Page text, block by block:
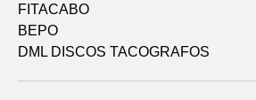
FITACABO
BEPO
DML DISCOS TACOGRAFOS